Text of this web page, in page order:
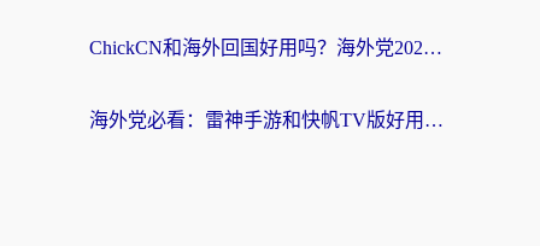
ChickCN和海外回国好用吗？海外党2026亲测：从手游到影音，选对加速器的3个关键
海外党必看：雷神手游和快帆TV版好用吗？3步选对回国加速器不踩坑